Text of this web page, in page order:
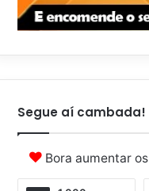
Segue aí cambada!
Bora aumentar os